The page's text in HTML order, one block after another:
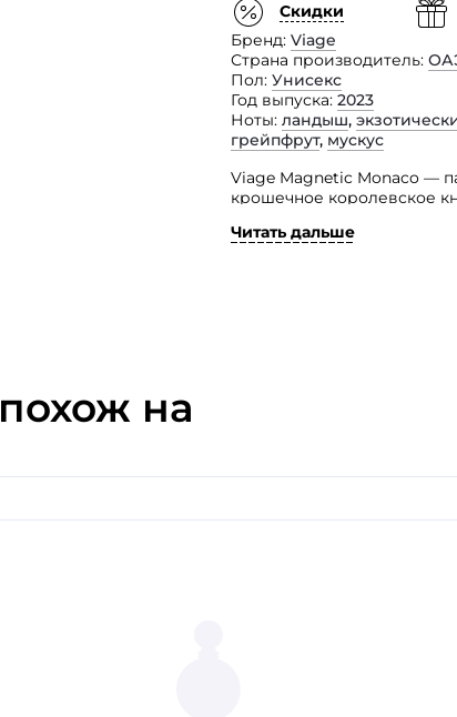
Скидки
Бренд Viage
Страна производитель
Пол Унисекс
Год выпуска 2023
Ноты ландыш,
грейпфрут, мускус
Viage Magnetic Monaco —
крошечное королевское
насладиться ее
Читать дальше
похож на